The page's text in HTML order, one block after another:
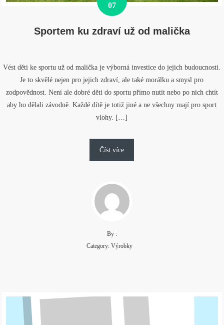
07
Sportem ku zdraví už od malička
Vést děti ke sportu už od malička je výborná investice do jejich budoucnosti.
Je to skvělé nejen pro jejich zdraví, ale také morálku a smysl pro
zodpovědnost. Není ale dobré děti do sportu přímo nutit nebo po nich chtít
aby ho dělali závodně. Každé dítě je totiž jiné a ne všechny mají pro sport
vlohy. […]
Číst více
By :
Category: Výrobky